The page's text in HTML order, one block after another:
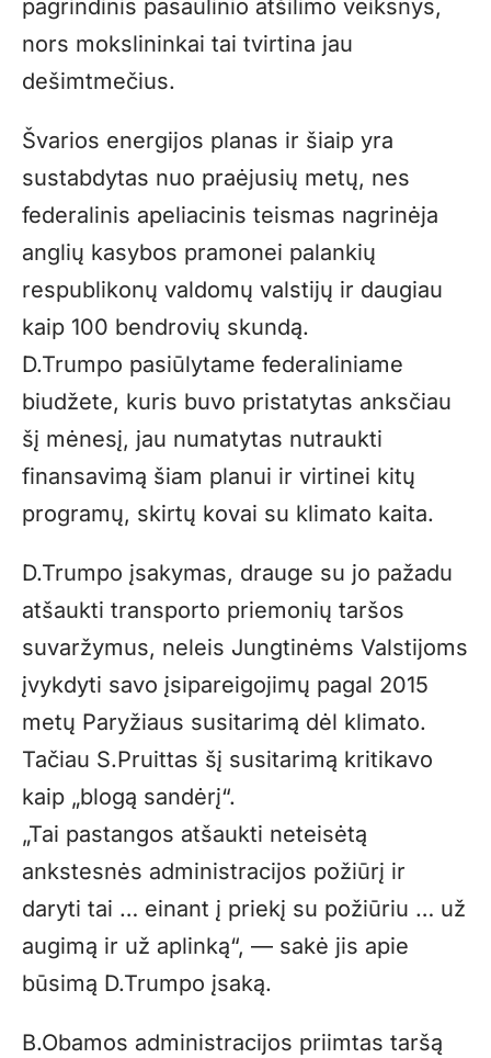
pagrindinis pasaulinio atšilimo veiksnys,
nors mokslininkai tai tvirtina jau
dešimtmečius.
Švarios energijos planas ir šiaip yra
sustabdytas nuo praėjusių metų, nes
federalinis apeliacinis teismas nagrinėja
anglių kasybos pramonei palankių
respublikonų valdomų valstijų ir daugiau
kaip 100 bendrovių skundą.
D.Trumpo pasiūlytame federaliniame
biudžete, kuris buvo pristatytas anksčiau
šį mėnesį, jau numatytas nutraukti
finansavimą šiam planui ir virtinei kitų
programų, skirtų kovai su klimato kaita.
D.Trumpo įsakymas, drauge su jo pažadu
atšaukti transporto priemonių taršos
suvaržymus, neleis Jungtinėms Valstijoms
įvykdyti savo įsipareigojimų pagal 2015
metų Paryžiaus susitarimą dėl klimato.
Tačiau S.Pruittas šį susitarimą kritikavo
kaip „blogą sandėrį“.
„Tai pastangos atšaukti neteisėtą
ankstesnės administracijos požiūrį ir
daryti tai … einant į priekį su požiūriu … už
augimą ir už aplinką“, — sakė jis apie
būsimą D.Trumpo įsaką.
B.Obamos administracijos priimtas taršą